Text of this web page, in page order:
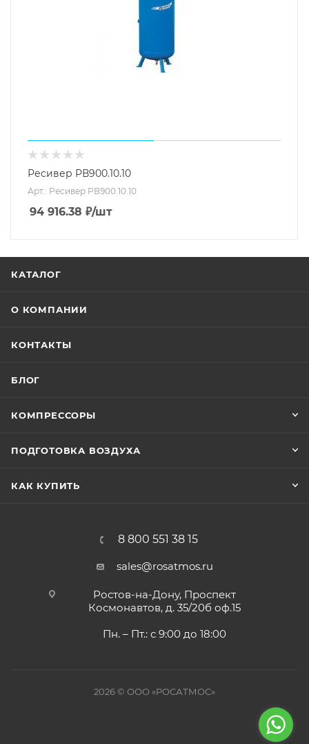
Ресивер РВ900.10.10
Арт.: Ресивер РВ900.10.10
94 916.38 ₽/шт
КАТАЛОГ
О КОМПАНИИ
КОНТАКТЫ
БЛОГ
КОМПРЕССОРЫ
ПОДГОТОВКА ВОЗДУХА
КАК КУПИТЬ
8 800 551 38 15
sales@rosatmos.ru
Ростов-на-Дону, Проспект
Космонавтов, д. 35/20б оф.15
Пн. – Пт.: с 9:00 до 18:00
2026 © ООО «РОСАТМОС»